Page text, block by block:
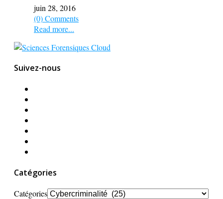
juin 28, 2016
(0) Comments
Read more...
Suivez-nous
Catégories
Catégories